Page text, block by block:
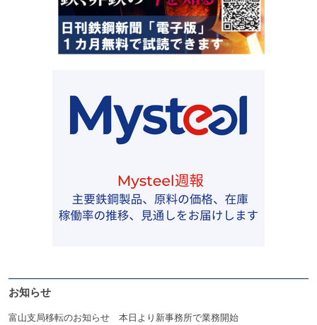
お知らせ
富山支局移転のお知らせ 本日より新事務所で業務開始